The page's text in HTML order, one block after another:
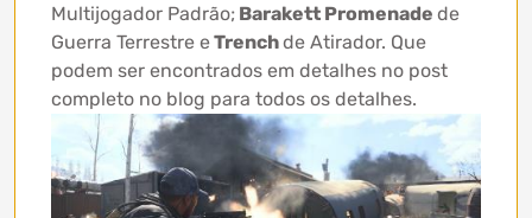
Multijogador Padrão; Barakett Promenade de
Guerra Terrestre eTrenchde Atirador. Que
podem ser encontrados em detalhes no post
completo no blog para todos os detalhes.